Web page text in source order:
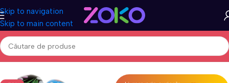
Skip to navigation
Skip to main content
Casa & Gradina Decoratiuni Accesorii si decoratiuni Paste